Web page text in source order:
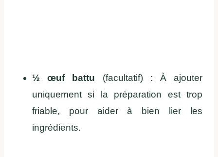
½ œuf battu (facultatif) : À ajouter
uniquement si la préparation est trop
friable, pour aider à bien lier les
ingrédients.